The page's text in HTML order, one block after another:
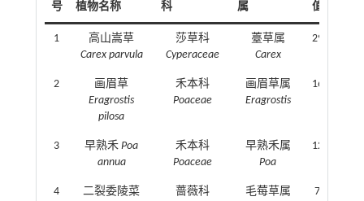
号
植物名称 科 属
值/%
1
高山嵩草
Carex parvula
莎草科
Cyperaceae
薹草属
Carex
29.79
2
画眉草
Eragrostis
pilosa
禾本科
Poaceae
画眉草属
Eragrostis
16.53
3 早熟禾Poa
annua
禾本科
Poaceae
早熟禾属
Poa
12.10
4
二裂委陵菜
蔷薇科
毛莓草属
7.07